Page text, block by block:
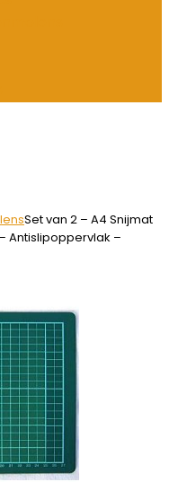
Set van 2 – A4 Snijmat
Antislipoppervlak –